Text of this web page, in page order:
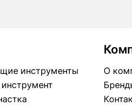
инструменты
О